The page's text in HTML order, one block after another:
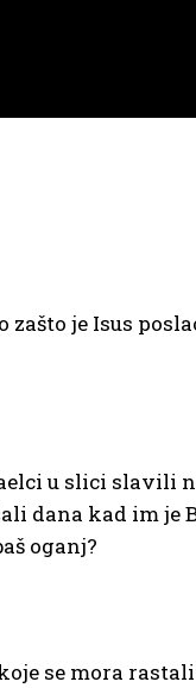
je Isus
u slici slavili
dana kad im je
oganj?
se mora